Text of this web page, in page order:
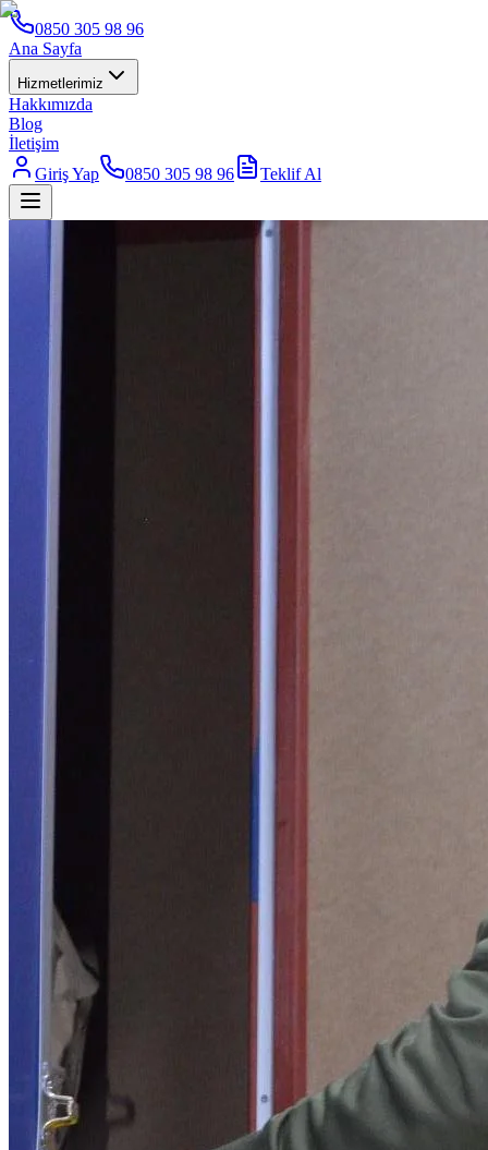
0850 305 98 96
Ana Sayfa
Hizmetlerimiz
Hakkımızda
Blog
İletişim
Giriş Yap
0850 305 98 96 Teklif Al